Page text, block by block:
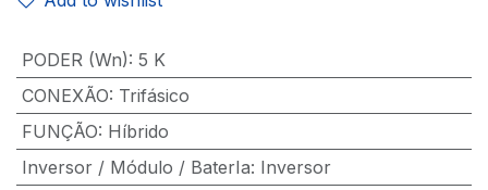
PODER (Wn): 5 K
CONEXÃO: Trifásico
FUNÇÃO: Híbrido
Inversor / Módulo / BaterIa: Inversor